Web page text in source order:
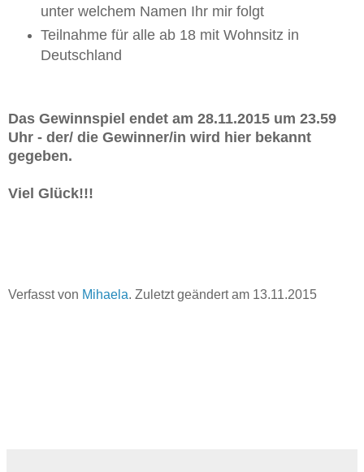
unter welchem Namen Ihr mir folgt
Teilnahme für alle ab 18 mit Wohnsitz in
Deutschland
Das Gewinnspiel endet am 28.11.2015 um 23.59
Uhr - der/ die Gewinner/in wird hier bekannt
gegeben.
Viel Glück!!!
Verfasst von Mihaela. Zuletzt geändert am 13.11.2015